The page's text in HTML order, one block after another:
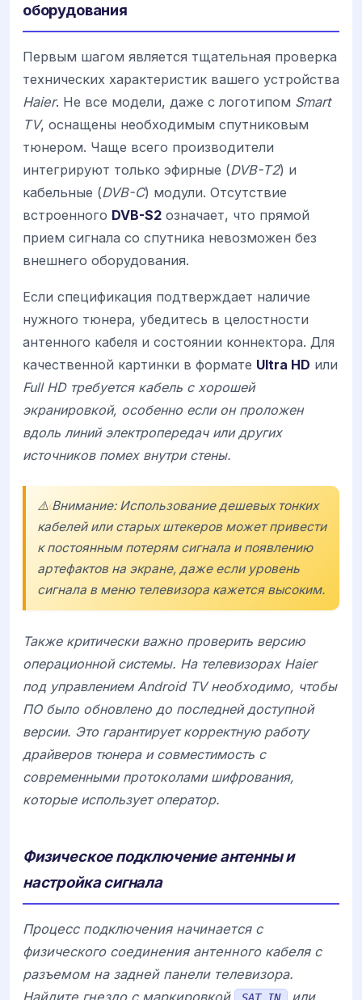
оборудования
Первым шагом является тщательная проверка
технических характеристик вашего устройства
Haier. Не все модели, даже с логотипом Smart
TV, оснащены необходимым спутниковым
тюнером. Чаще всего производители
интегрируют только эфирные (DVB-T2) и
кабельные (DVB-C) модули. Отсутствие
встроенного DVB-S2 означает, что прямой
прием сигнала со спутника невозможен без
внешнего оборудования.
Если спецификация подтверждает наличие
нужного тюнера, убедитесь в целостности
антенного кабеля и состоянии коннектора. Для
качественной картинки в формате Ultra HD или
Full HD требуется кабель с хорошей
экранировкой, особенно если он проложен
вдоль линий электропередач или других
источников помех внутри стены.
⚠️ Внимание: Использование дешевых тонких
кабелей или старых штекеров может привести
к постоянным потерям сигнала и появлению
артефактов на экране, даже если уровень
сигнала в меню телевизора кажется высоким.
Также критически важно проверить версию
операционной системы. На телевизорах Haier
под управлением Android TVнеобходимо, чтобы
ПО было обновлено до последней доступной
версии. Это гарантирует корректную работу
драйверов тюнера и совместимость с
современными протоколами шифрования,
которые использует оператор.
Физическое подключение антенны и
настройка сигнала
Процесс подключения начинается с
физического соединения антенного кабеля с
разъемом на задней панели телевизора.
Найдите гнездо с маркировкой
SAT IN или